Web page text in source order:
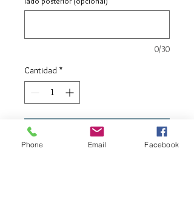
0/30
Cantidad *
Agregar al carrito
Phone Email Facebook